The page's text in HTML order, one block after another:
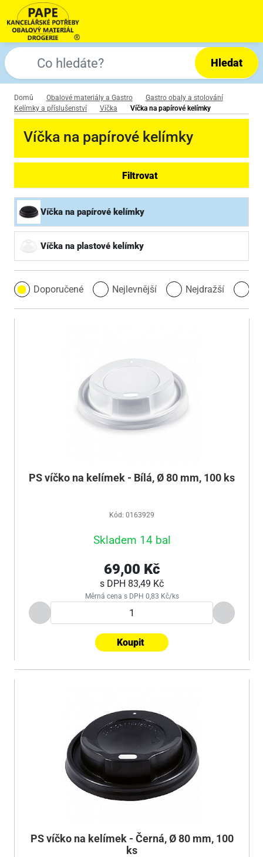
Hledat
Domů Obalové materiály a Gastro
Gastro obaly a stolování
Kelímky a příslušenství
Víčka Víčka na papírové kelímky
Víčka na papírové kelímky
Filtrovat
Víčka na papírové kelímky
Víčka na plastové kelímky
Doporučené Nejlevnější Nejdražší
PS víčko na kelímek - Bílá, Ø 80 mm, 100 ks
Kód: 0163929
Skladem 14 bal
69,00 Kč
s DPH 83,49 Kč
Měrná cena s DPH 0,83 Kč/ks
Koupit
PS víčko na kelímek - Černá, Ø 80 mm, 100
ks